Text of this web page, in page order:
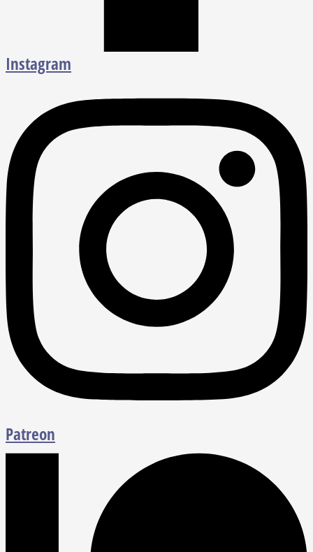
Instagram
Patreon